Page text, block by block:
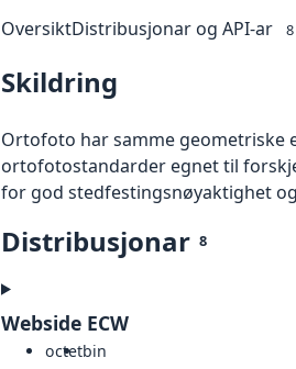
OversiktDistribusjonar og API-ar 8
Skildring
Ortofoto har samme geometriske
ortofotostandarder egnet til
for god stedfestingsnøyaktighet
Distribusjonar 8
Webside ECW
octetbin